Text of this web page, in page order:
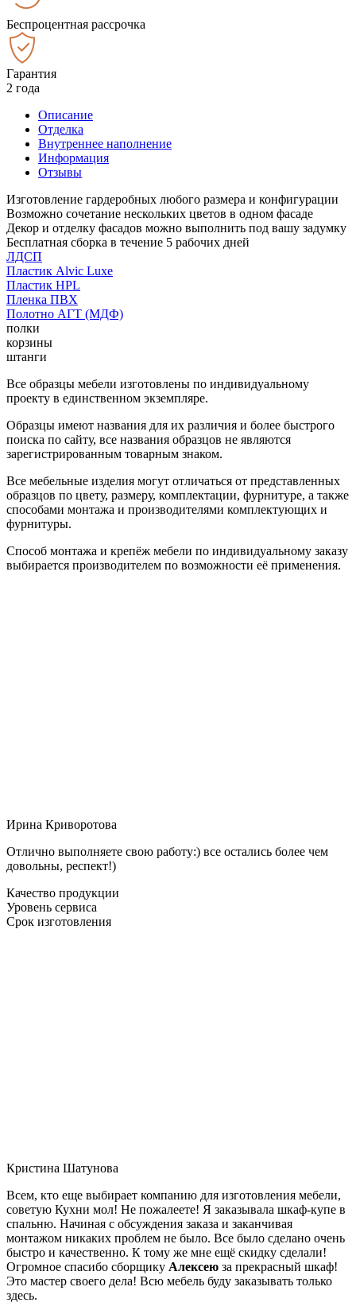
Беспроцентная рассрочка
Гарантия
2 года
Описание
Отделка
Внутреннее наполнение
Информация
Отзывы
Изготовление гардеробных любого размера и конфигурации
Возможно сочетание нескольких цветов в одном фасаде
Декор и отделку фасадов можно выполнить под вашу задумку
Бесплатная сборка в течение 5 рабочих дней
ЛДСП
Пластик Alvic Luxe
Пластик HPL
Пленка ПВХ
Полотно АГТ (МДФ)
полки
корзины
штанги
Все образцы мебели изготовлены по индивидуальному
проекту в единственном экземпляре.
Образцы имеют названия для их различия и более быстрого
поиска по сайту, все названия образцов не являются
зарегистрированным товарным знаком.
Все мебельные изделия могут отличаться от представленных
образцов по цвету, размеру, комплектации, фурнитуре, а также
способами монтажа и производителями комплектующих и
фурнитуры.
Способ монтажа и крепёж мебели по индивидуальному заказу
выбирается производителем по возможности её применения.
Ирина Криворотова
Отлично выполняете свою работу:) все остались более чем
довольны, респект!)
Качество продукции
Уровень сервиса
Срок изготовления
Кристина Шатунова
Всем, кто еще выбирает компанию для изготовления мебели,
советую Кухни мол! Не пожалеете! Я заказывала шкаф-купе в
спальню. Начиная с обсуждения заказа и заканчивая
монтажом никаких проблем не было. Все было сделано очень
быстро и качественно. К тому же мне ещё скидку сделали!
Огромное спасибо сборщику Алексею за прекрасный шкаф!
Это мастер своего дела! Всю мебель буду заказывать только
здесь.